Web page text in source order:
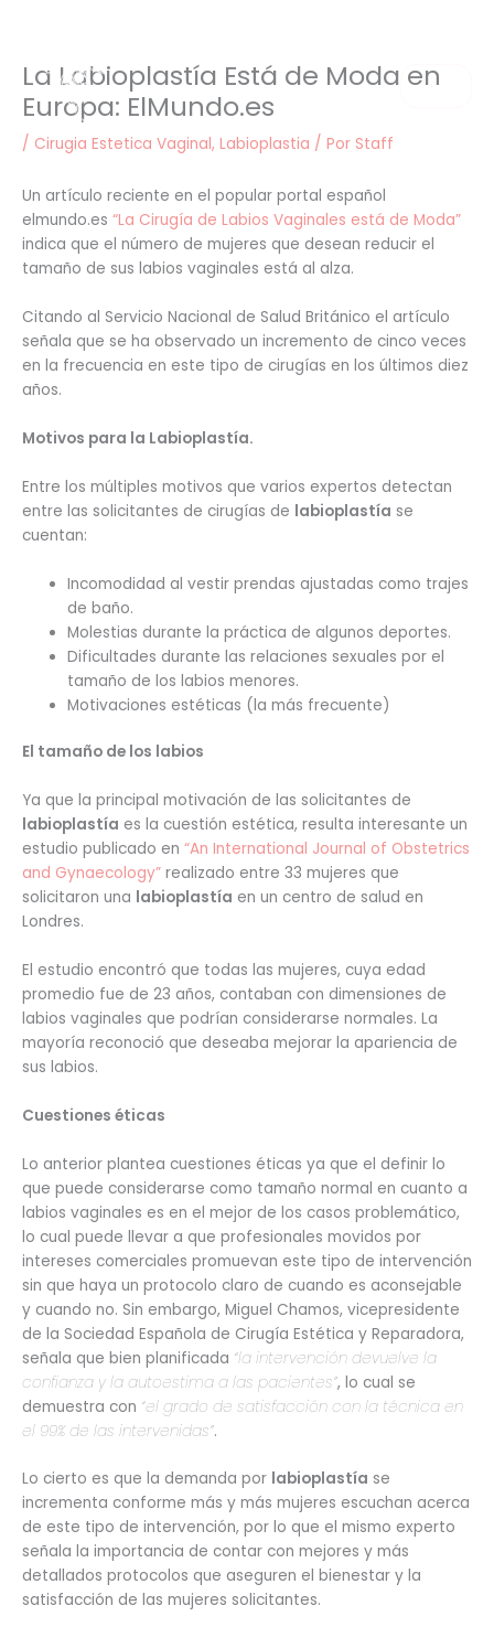
Menú
La Labioplastía Está de Moda en
Europa: ElMundo.es
/ Cirugia Estetica Vaginal, Labioplastia / Por Staff
Un artículo reciente en el popular portal español
elmundo.es “La Cirugía de Labios Vaginales está de Moda”
indica que el número de mujeres que desean reducir el
tamaño de sus labios vaginales está al alza.
Citando al Servicio Nacional de Salud Británico el artículo
señala que se ha observado un incremento de cinco veces
en la frecuencia en este tipo de cirugías en los últimos diez
años.
Motivos para la Labioplastía.
Entre los múltiples motivos que varios expertos detectan
entre las solicitantes de cirugías de labioplastía se
cuentan:
Incomodidad al vestir prendas ajustadas como trajes
de baño.
Molestias durante la práctica de algunos deportes.
Dificultades durante las relaciones sexuales por el
tamaño de los labios menores.
Motivaciones estéticas (la más frecuente)
El tamaño de los labios
Ya que la principal motivación de las solicitantes de
labioplastía es la cuestión estética, resulta interesante un
estudio publicado en “An International Journal of Obstetrics
and Gynaecology” realizado entre 33 mujeres que
solicitaron una labioplastía en un centro de salud en
Londres.
El estudio encontró que todas las mujeres, cuya edad
promedio fue de 23 años, contaban con dimensiones de
labios vaginales que podrían considerarse normales. La
mayoría reconoció que deseaba mejorar la apariencia de
sus labios.
Cuestiones éticas
Lo anterior plantea cuestiones éticas ya que el definir lo
que puede considerarse como tamaño normal en cuanto a
labios vaginales es en el mejor de los casos problemático,
lo cual puede llevar a que profesionales movidos por
intereses comerciales promuevan este tipo de intervención
sin que haya un protocolo claro de cuando es aconsejable
y cuando no. Sin embargo, Miguel Chamos, vicepresidente
de la Sociedad Española de Cirugía Estética y Reparadora,
señala que bien planificada “la intervención devuelve la
confianza y la autoestima a las pacientes”, lo cual se
demuestra con “el grado de satisfacción con la técnica en
el 99% de las intervenidas”.
Lo cierto es que la demanda por labioplastía se
incrementa conforme más y más mujeres escuchan acerca
de este tipo de intervención, por lo que el mismo experto
señala la importancia de contar con mejores y más
detallados protocolos que aseguren el bienestar y la
satisfacción de las mujeres solicitantes.